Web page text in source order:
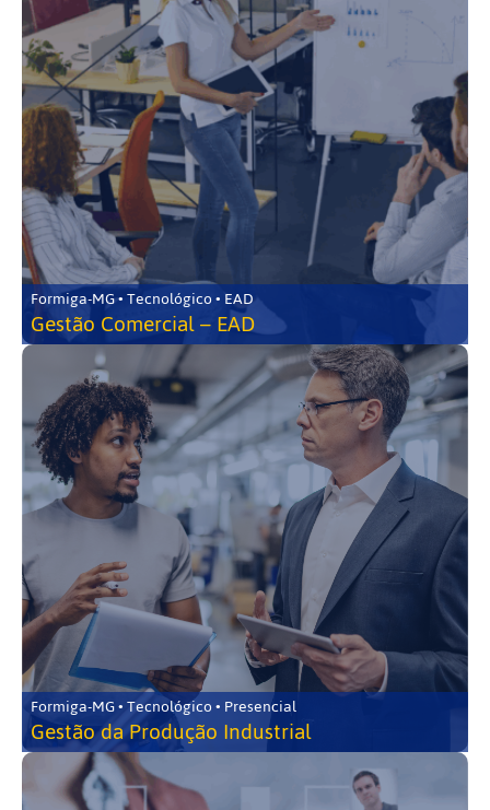
Formiga-MG • Tecnológico • EAD
Gestão Comercial – EAD
Formiga-MG • Tecnológico • Presencial
Gestão da Produção Industrial